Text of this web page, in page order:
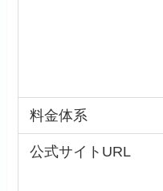
料金体系
公式サイトURL